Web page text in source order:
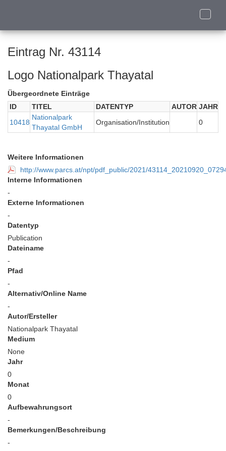
Toggle
Eintrag Nr. 43114
Logo Nationalpark Thayatal
Übergeordnete Einträge
ID
TITEL DATENTYP AUTOR JAHR
10418
Nationalpark
Thayatal GmbH
Organisation/Institution 0
Weitere Informationen
http://www.parcs.at/npt/pdf_public/2021/
Interne Informationen
-
Externe Informationen
-
Datentyp
Publication
Dateiname
-
Pfad
-
Alternativ/Online Name
-
Autor/Ersteller
Nationalpark Thayatal
Medium
None
Jahr
0
Monat
0
Aufbewahrungsort
-
Bemerkungen/Beschreibung
-